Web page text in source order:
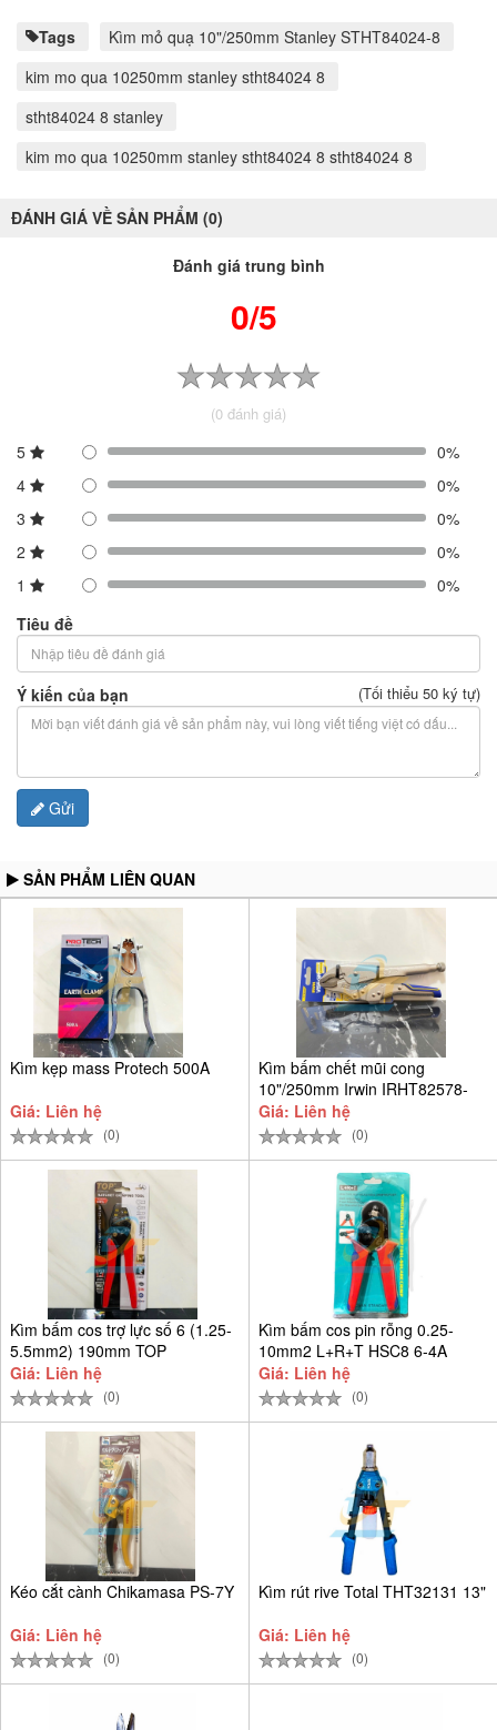
Tags
Kìm mỏ quạ 10"/250mm Stanley STHT84024-8
kim mo qua 10250mm stanley stht84024 8
stht84024 8 stanley
kim mo qua 10250mm stanley stht84024 8 stht84024 8
ĐÁNH GIÁ VỀ SẢN PHẨM (0)
Đánh giá trung bình
0/5
(0 đánh giá)
5
0%
4
0%
3
0%
2
0%
1
0%
Tiêu đề
Ý kiến của bạn (Tối thiểu 50 ký tự)
Gửi
SẢN PHẨM LIÊN QUAN
Kìm kẹp mass Protech 500A
Giá: Liên hệ
(0)
Kìm bấm chết mũi cong
10"/250mm Irwin IRHT82578-
SH
Giá: Liên hệ
(0)
Kìm bấm cos trợ lực số 6 (1.25-
5.5mm2) 190mm TOP
Giá: Liên hệ
(0)
Kìm bấm cos pin rỗng 0.25-
10mm2 L+R+T HSC8 6-4A
Giá: Liên hệ
(0)
Kéo cắt cành Chikamasa PS-7Y
Giá: Liên hệ
(0)
Kìm rút rive Total THT32131 13"
Giá: Liên hệ
(0)